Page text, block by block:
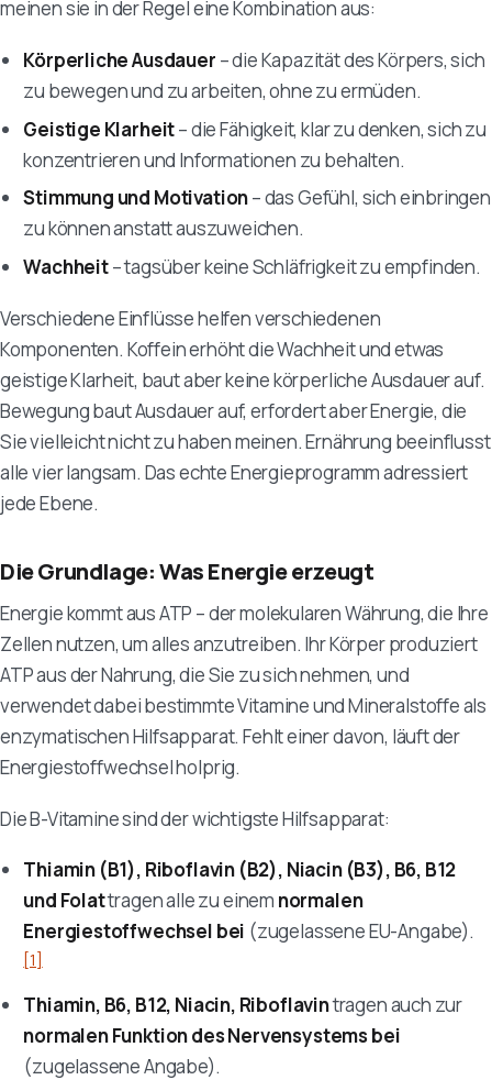
meinen sie in der Regel eine Kombination aus:
Körperliche Ausdauer – die Kapazität des Körpers, sich
zu bewegen und zu arbeiten, ohne zu ermüden.
Geistige Klarheit– die Fähigkeit, klar zu denken, sich zu
konzentrieren und Informationen zu behalten.
Stimmung und Motivation– das Gefühl, sich einbringen
zu können anstatt auszuweichen.
Wachheit– tagsüber keine Schläfrigkeit zu empfinden.
Verschiedene Einflüsse helfen verschiedenen
Komponenten. Koffein erhöht die Wachheit und etwas
geistige Klarheit, baut aber keine körperliche Ausdauer auf.
Bewegung baut Ausdauer auf, erfordert aber Energie, die
Sie vielleicht nicht zu haben meinen. Ernährung beeinflusst
alle vier langsam. Das echte Energieprogramm adressiert
jede Ebene.
Die Grundlage: Was Energie erzeugt
Energie kommt aus ATP – der molekularen Währung, die Ihre
Zellen nutzen, um alles anzutreiben. Ihr Körper produziert
ATP aus der Nahrung, die Sie zu sich nehmen, und
verwendet dabei bestimmte Vitamine und Mineralstoffe als
enzymatischen Hilfsapparat. Fehlt einer davon, läuft der
Energiestoffwechsel holprig.
Die B-Vitamine sind der wichtigste Hilfsapparat:
Thiamin (B1), Riboflavin (B2), Niacin (B3), B6, B12
und Folattragen alle zu einem normalen
Energiestoffwechsel bei (zugelassene EU-Angabe).
[1]
Thiamin, B6, B12, Niacin, Riboflavintragen auch zur
normalen Funktion des Nervensystems bei
(zugelassene Angabe).